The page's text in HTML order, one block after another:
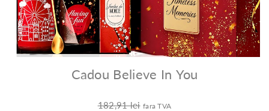
Cadou Believe In You
182,91 lei fara TVA